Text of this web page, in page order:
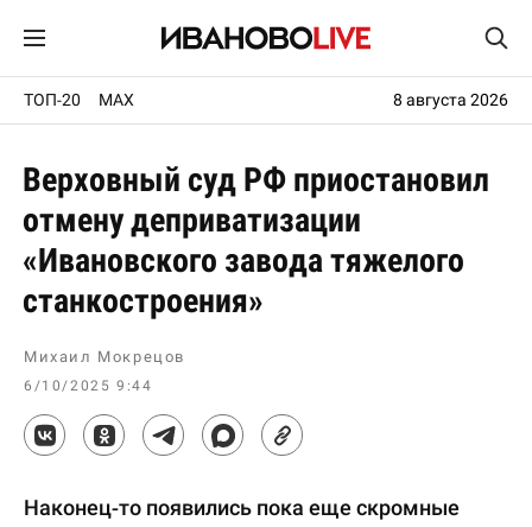
ТОП-20 MAX 8 августа 2026
Верховный суд РФ приостановил
отмену деприватизации
«Ивановского завода тяжелого
станкостроения»
Михаил Мокрецов
6/10/2025 9:44
Наконец-то появились пока еще скромные